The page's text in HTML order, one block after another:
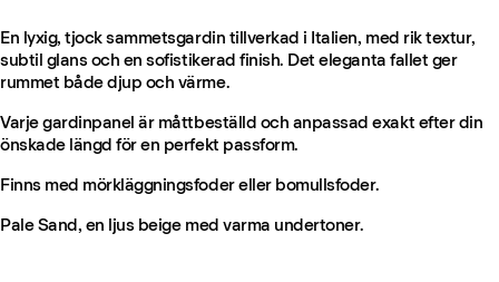
En lyxig, tjock sammetsgardin tillverkad i Italien, med rik textur,
subtil glans och en sofistikerad finish. Det eleganta fallet ger
rummet både djup och värme.
Varje gardinpanel är måttbeställd och anpassad exakt efter din
önskade längd för en perfekt passform.
Finns med mörkläggningsfoder eller bomullsfoder.
Pale Sand, en ljus beige med varma undertoner.